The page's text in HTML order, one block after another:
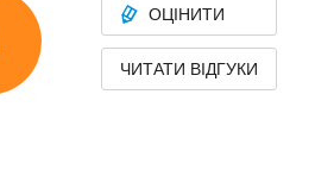
ОЦІНИТИ
ЧИТАТИ ВІДГУКИ